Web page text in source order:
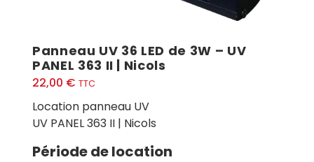
Panneau UV 36 LED de 3W – UV
PANEL 363 II | Nicols
22,00 € TTC
Location panneau UV
UV PANEL 363 II | Nicols
Période de location